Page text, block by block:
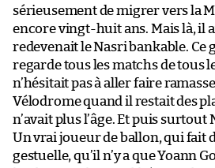
sérieusement de migrer vers la
encore vingt-huit ans. Mais là, il
redevenait le Nasri bankable. Ce
regarde tous les matchs de tous
n’hésitait pas à aller faire
Vélodrome quand il restait des
n’avait plus l’âge. Et puis
Un vrai joueur de ballon, qui fait
gestuelle, qu’il n’y a que Yoann